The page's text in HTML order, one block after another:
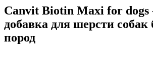
Canvit Biotin Maxi for dogs
добавка для шерсти
пород